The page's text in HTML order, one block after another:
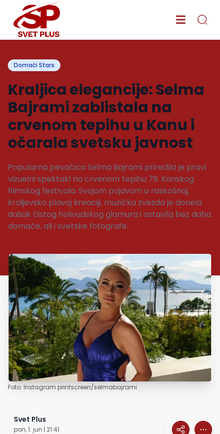
Domaći Stars
Kraljica elegancije: Selma
Bajrami zablistala na
crvenom tepihu u Kanu i
očarala svetsku javnost
Popularna pevačica Selma Bajrami priredila je pravi
vizuelni spektakl na crvenom tepihu 79. Kanskog
filmskog festivala. Svojom pojavom u raskošnoj,
kraljevsko plavoj kreaciji, muzička zvezda je donela
dašak čistog holivudskog glamura i ostavila bez daha
domaće, ali i svetske fotografe.
Foto: Instagram printscreen/selmabajrami
Svet Plus
pon, 1. jun | 21:41